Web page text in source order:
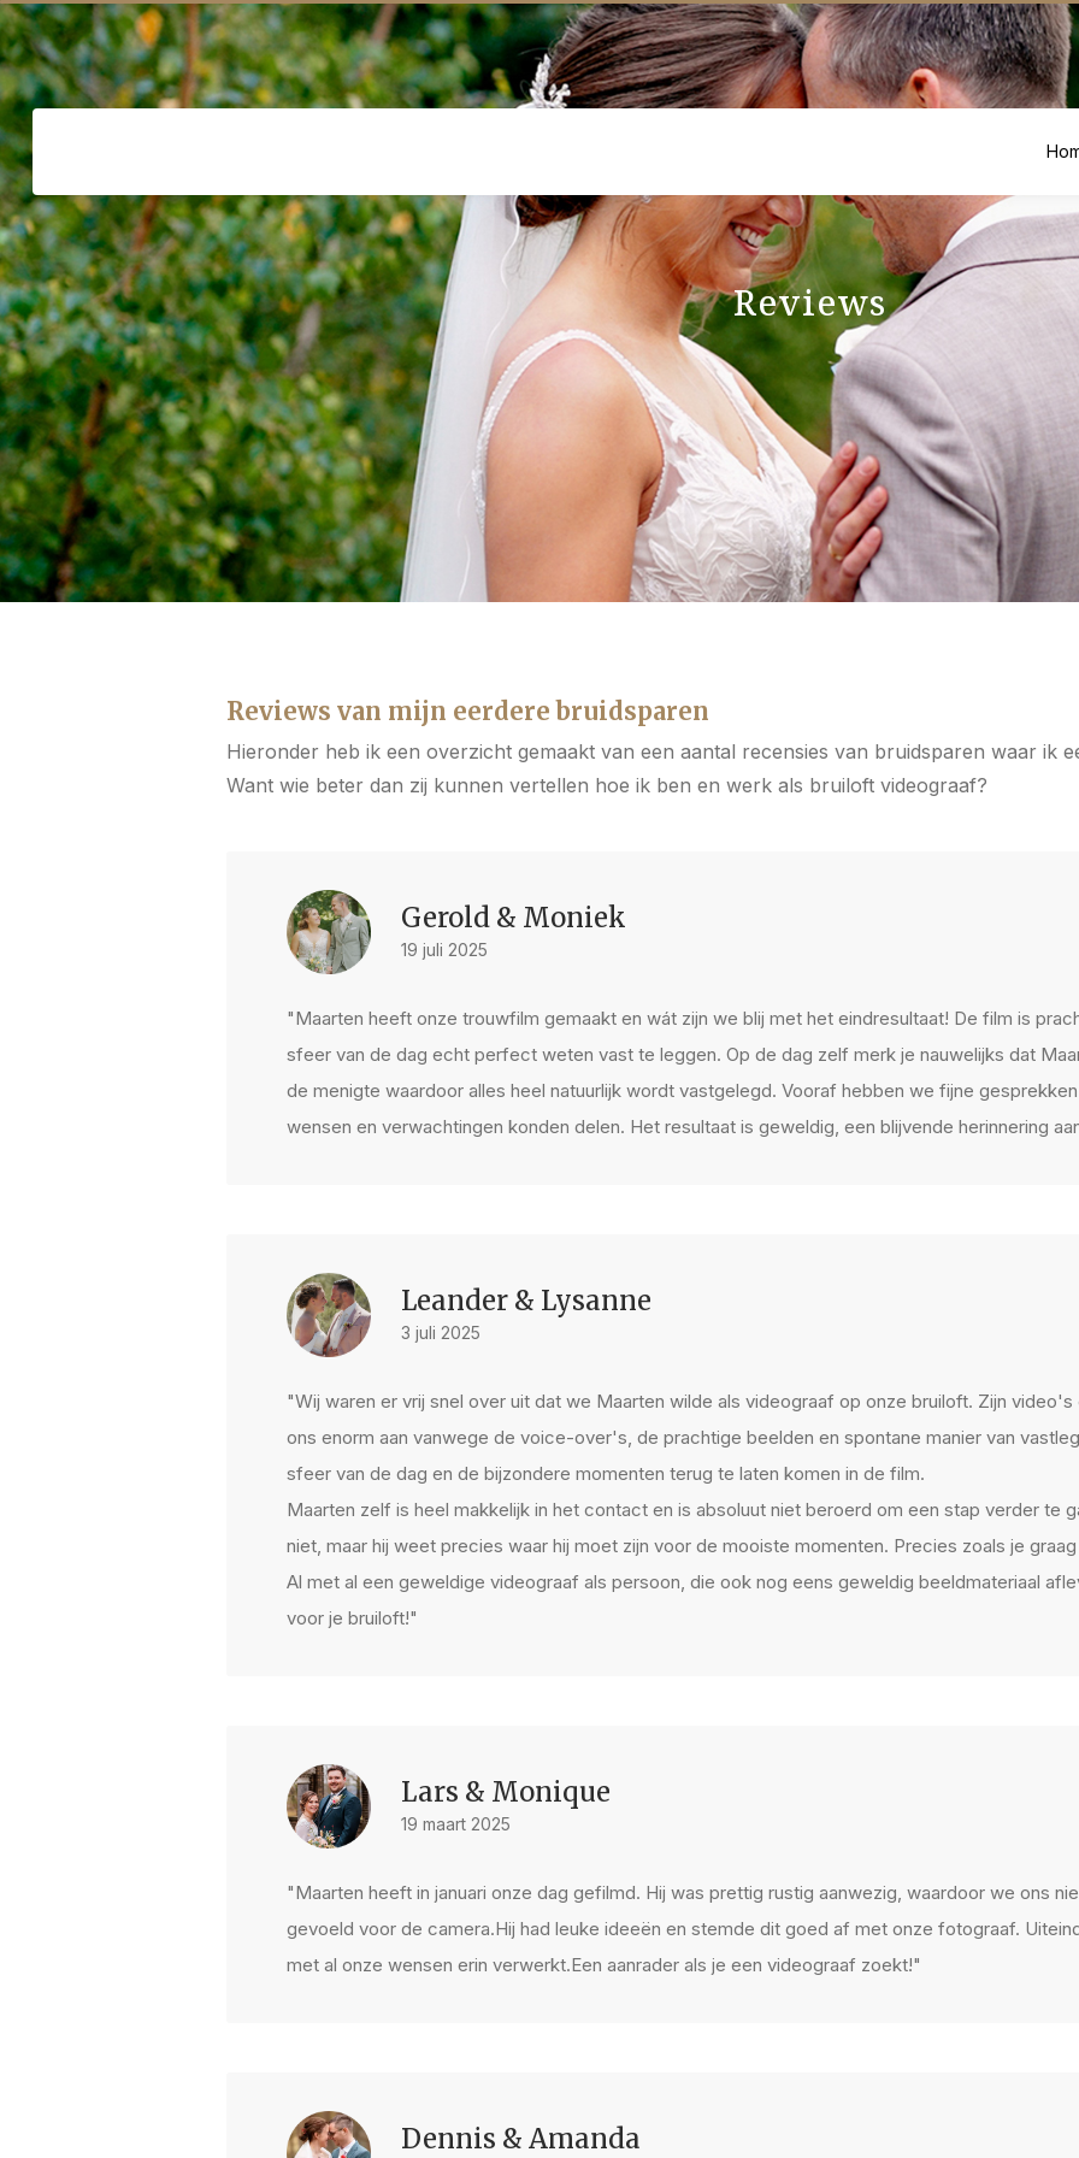
Reviews
Reviews van mijn eerdere bruidsparen
Hieronder heb ik een overzicht gemaakt van een aantal recensies van bruidsparen waar ik
Want wie beter dan zij kunnen vertellen hoe ik ben en werk als bruiloft videograaf?
Gerold & Moniek
19 juli 2025
"Maarten heeft onze trouwfilm gemaakt en wát zijn we blij met het eindresultaat! De film is
sfeer van de dag echt perfect weten vast te leggen. Op de dag zelf merk je nauwelijks dat
de menigte waardoor alles heel natuurlijk wordt vastgelegd. Vooraf hebben we fijne
wensen en verwachtingen konden delen. Het resultaat is geweldig, een blijvende herinnering
Leander & Lysanne
3 juli 2025
"Wij waren er vrij snel over uit dat we Maarten wilde als videograaf op onze bruiloft. Zijn
ons enorm aan vanwege de voice-over's, de prachtige beelden en spontane manier van
sfeer van de dag en de bijzondere momenten terug te laten komen in de film.
Maarten zelf is heel makkelijk in het contact en is absoluut niet beroerd om een stap verder te
niet, maar hij weet precies waar hij moet zijn voor de mooiste momenten. Precies zoals je
Al met al een geweldige videograaf als persoon, die ook nog eens geweldig beeldmateriaal
voor je bruiloft!"
Lars & Monique
19 maart 2025
"Maarten heeft in januari onze dag gefilmd. Hij was prettig rustig aanwezig, waardoor we ons
gevoeld voor de camera.Hij had leuke ideeën en stemde dit goed af met onze fotograaf.
met al onze wensen erin verwerkt.Een aanrader als je een videograaf zoekt!"
Dennis & Amanda